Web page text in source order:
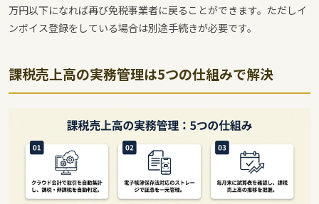
万円以下になれば再び免税事業者に戻ることができます。ただしイ
ンボイス登録をしている場合は別途手続きが必要です。
課税売上高の実務管理は5つの仕組みで解決